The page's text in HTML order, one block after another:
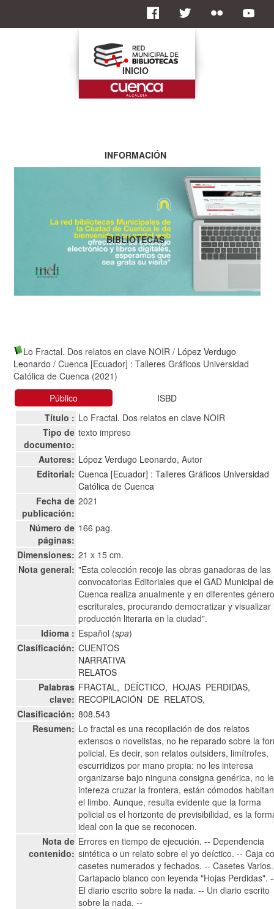
Lo Fractal. Dos relatos en clave NOIR / López Verdugo
Leonardo / Cuenca [Ecuador] : Talleres Gráficos Universidad
Católica de Cuenca (2021)
Público
ISBD
Título : Lo Fractal. Dos relatos en clave NOIR
Tipo de
documento:
texto impreso
Autores: López Verdugo Leonardo, Autor
Editorial: Cuenca [Ecuador] : Talleres Gráficos Universidad
Católica de Cuenca
Fecha de
publicación:
2021
Número de
páginas:
166 pag.
Dimensiones: 21 x 15 cm.
Nota general: "Esta colección recoje las obras ganadoras de las
convocatorias Editoriales que el GAD Municipal de
Cuenca realiza anualmente y en diferentes
escriturales, procurando democratizar y visualizar
producción literaria en la ciudad".
Idioma : Español (spa)
Clasificación: CUENTOS
NARRATIVA
RELATOS
Palabras
clave:
FRACTAL, DEÍCTICO, HOJAS PERDIDAS,
RECOPILACIÓN DE RELATOS,
Clasificación: 808.543
Resumen: Lo fractal es una recopilación de dos relatos
extensos o novelistas, no he reparado sobre la
policial. Es decir, son relatos outsiders, limítrofes,
escurridizos por mano propia: no les interesa
organizarse bajo ninguna consigna genérica, no
intereza cruzar la frontera, están cómodos
el limbo. Aunque, resulta evidente que la forma
policial es el horizonte de previsibilidad, es la
ideal con la que se reconocen.
Nota de
contenido:
Errores en tiempo de ejecución. -- Dependencia
sintética o un relato sobre el yo deíctico. -- Caja
casetes numerados y fechados. -- Casetes
Cartapacio blanco con leyenda "Hojas Perdidas".
El diario escrito sobre la nada. -- Un diario escrito
sobre la nada. --
INICIO
INFORMACIÓN
BIBLIOTECAS